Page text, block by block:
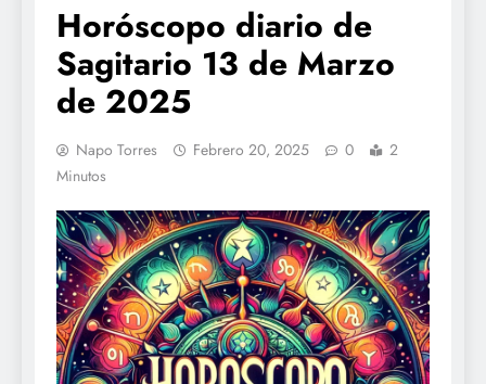
Horóscopo diario de
Sagitario 13 de Marzo
de 2025
Napo Torres Febrero 20, 2025 0
2
Minutos